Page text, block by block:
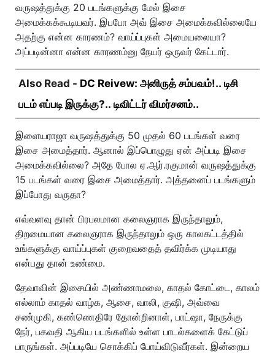
வருஷத்துக்கு 20 படங்களுக்கு மேல் இசை
அமைக்கக்கூடியவர். இபபோ அவ் இசை அமைக்கவில்லையே
அதற்கு என்ன காரணம்? வாய்ப்புகள் அமையலையா?
அப்படின்னா என்ன காரணம்னு நேயர் ஒருவர் கேட்டார்.
Also Read - DC Reivew: அனிருத் சம்பவம்!.. டிசி
படம் எப்படி இருக்கு?.. டிவிட்டர் விமர்சனம்..
இளையராஜா வருஷத்துக்கு 50 முதல் 60 படங்கள் வரை
இசை அமைத்தார். ஆனால் இப்பொழுது ஏன் அப்படி இசை
அமைக்கவில்லை? அதே போல ஏ.ஆர்.ரகுமான் வருஷத்துக்கு
15 படங்கள் வரை இசை அமைத்தார். அத்தனைப் படங்களும்
இப்போது வருதா?
எவ்வளவு தான் பிரபலமான கலைஞராக இருந்தாலும்,
திறமையான கலைஞராக இருந்தாலும் ஒரு காலகட்டத்தில்
உங்களுக்கு வாய்ப்புகள் குறைவதைத் தவிர்க்க முடியாது
என்பது தான் உண்மை.
தேவாவின் இசையில் அண்ணாமலை, காதல் கோட்டை, காலம்
எல்லாம் காதல் வாழ்க, ஆசை, வாலி, குஷி, அவ்வை
சண்முகி, கண்ணெதிரே தோன்றினாள், பாட்ஷா, நேருக்கு
நேர், பகவதி ஆகிய படங்களில் உள்ள பாடல்களைக் கேட்டுப்
பாருங்கள். அப்படியே சொக்கிப் போய்விடுவீர்கள். இன்றைய